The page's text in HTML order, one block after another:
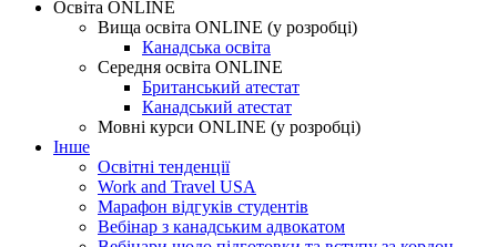
Освіта ONLINE
Вища освіта ONLINE (у розробці)
Канадська освіта
Середня освіта ONLINE
Британський атестат
Канадський атестат
Мовні курси ONLINE (у розробці)
Інше
Освітні тенденції
Work and Travel USA
Марафон відгуків студентів
Вебінар з канадським адвокатом